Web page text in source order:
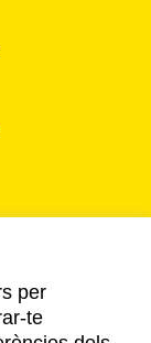
per
te